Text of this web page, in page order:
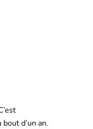
d’un an.